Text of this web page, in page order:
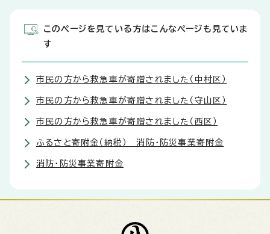
このページを見ている方はこんなページも見ていま
す
市民の方から救急車が寄贈されました（中村区）
市民の方から救急車が寄贈されました（守山区）
市民の方から救急車が寄贈されました（西区）
ふるさと寄附金（納税） 消防・防災事業寄附金
消防・防災事業寄附金